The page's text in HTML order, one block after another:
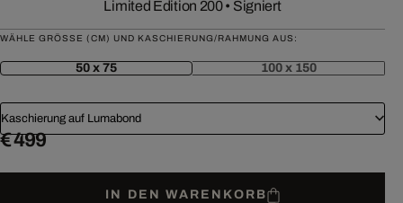
Limited Edition 200• Signiert
WÄHLE GRÖSSE (CM) UND KASCHIERUNG/RAHMUNG AUS:
50 x 75 100 x 150
Kaschierung auf Lumabond
€ 499
IN DEN WARENKORB